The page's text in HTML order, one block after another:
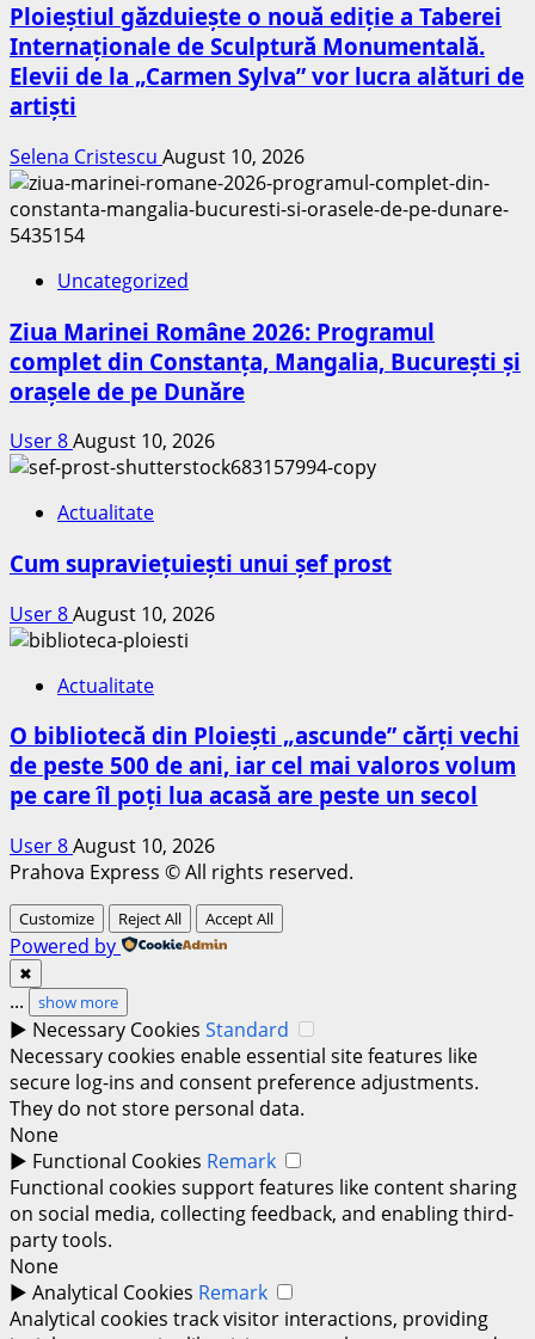
Ploieștiul găzduiește o nouă ediție a Taberei
Internaționale de Sculptură Monumentală.
Elevii de la „Carmen Sylva” vor lucra alături de
artiști
Selena Cristescu August 10, 2026
Uncategorized
Ziua Marinei Române 2026: Programul
complet din Constanța, Mangalia, București și
orașele de pe Dunăre
User 8August 10, 2026
Actualitate
Cum supraviețuiești unui șef prost
User 8August 10, 2026
Actualitate
O bibliotecă din Ploiești „ascunde” cărți vechi
de peste 500 de ani, iar cel mai valoros volum
pe care îl poți lua acasă are peste un secol
User 8August 10, 2026
Prahova Express © All rights reserved.
Customize Reject All Accept All
Powered by
✖
... show more
► Necessary Cookies Standard
Necessary cookies enable essential site features like
secure log-ins and consent preference adjustments.
They do not store personal data.
None
► Functional Cookies Remark
Functional cookies support features like content sharing
on social media, collecting feedback, and enabling third-
party tools.
None
► Analytical Cookies Remark
Analytical cookies track visitor interactions, providing